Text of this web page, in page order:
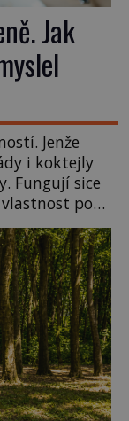
Jak
Jenže
i koktejly
Fungují sice
po
travnatou
přivede
k
celém […]